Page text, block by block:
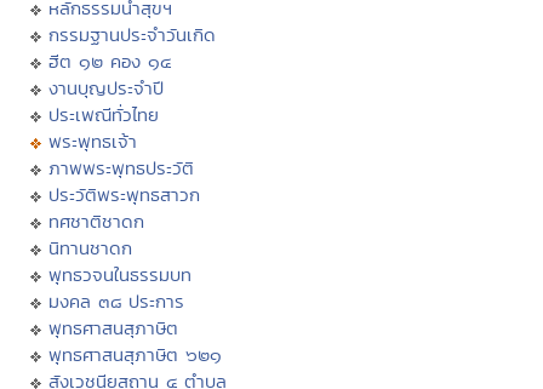
หลักธรรมนำสุขฯ
กรรมฐานประจำวันเกิด
ฮีต ๑๒ คอง ๑๔
งานบุญประจำปี
ประเพณีทั่วไทย
พระพุทธเจ้า
ภาพพระพุทธประวัติ
ประวัติพระพุทธสาวก
ทศชาติชาดก
นิทานชาดก
พุทธวจนในธรรมบท
มงคล ๓๘ ประการ
พุทธศาสนสุภาษิต
พุทธศาสนสุภาษิต ๖๒๑
สังเวชนียสถาน ๔ ตำบล